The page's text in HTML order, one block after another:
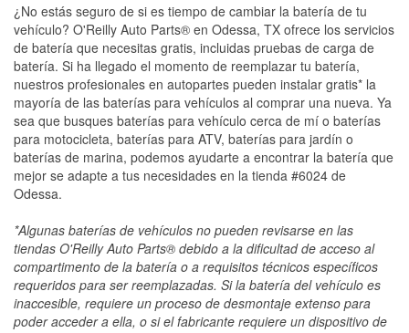
¿No estás seguro de si es tiempo de cambiar la batería de tu
vehículo? O'Reilly Auto Parts® en Odessa, TX ofrece los servicios
de batería que necesitas gratis, incluidas pruebas de carga de
batería. Si ha llegado el momento de reemplazar tu batería,
nuestros profesionales en autopartes pueden instalar gratis* la
mayoría de las baterías para vehículos al comprar una nueva. Ya
sea que busques baterías para vehículo cerca de mí o baterías
para motocicleta, baterías para ATV, baterías para jardín o
baterías de marina, podemos ayudarte a encontrar la batería que
mejor se adapte a tus necesidades en la tienda #6024 de
Odessa.
*Algunas baterías de vehículos no pueden revisarse en las
tiendas O'Reilly Auto Parts® debido a la dificultad de acceso al
compartimento de la batería o a requisitos técnicos específicos
requeridos para ser reemplazadas. Si la batería del vehículo es
inaccesible, requiere un proceso de desmontaje extenso para
poder acceder a ella, o si el fabricante requiere un dispositivo de